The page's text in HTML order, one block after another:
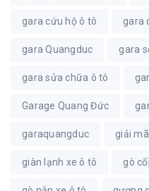
gara cứu hộ ô tô gara
gara Quangduc gara
gara sửa chữa ô tô
Garage Quang Đức
garaquangduc giải
giàn lạnh xe ô tô gò